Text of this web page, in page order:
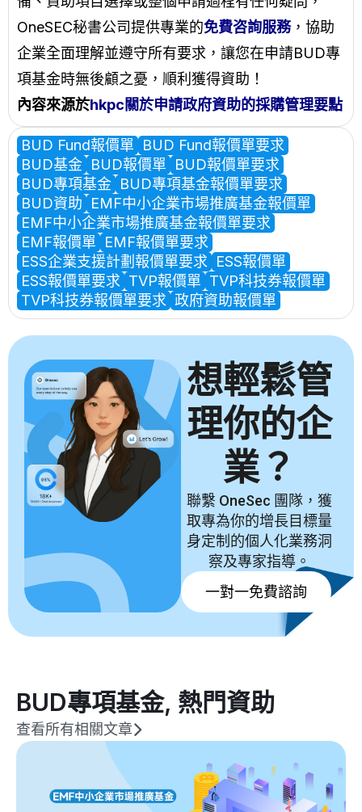
OneSEC秘書公司提供專業的免費咨詢服務，協助
企業全面理解並遵守所有要求，讓您在申請BUD專
項基金時無後顧之憂，順利獲得資助！
內容來源於hkpc關於申請政府資助的採購管理要點
BUD Fund報價單
BUD Fund報價單要求
BUD基金 BUD報價單
BUD報價單要求
BUD專項基金 BUD專項基金報價單要求
BUD資助
EMF中小企業市場推廣基金報價單
EMF中小企業市場推廣基金報價單要求
EMF報價單
EMF報價單要求
ESS企業支援計劃報價單要求 ESS報價單
ESS報價單要求 TVP報價單 TVP科技券報價單
TVP科技券報價單要求 政府資助報價單
想輕鬆管
理你的企
業？
聯繫 OneSec 團隊，獲
取專為你的增長目標量
身定制的個人化業務洞
察及專家指導。
一對一免費諮詢
BUD專項基金, 熱門資助
查看所有相關文章